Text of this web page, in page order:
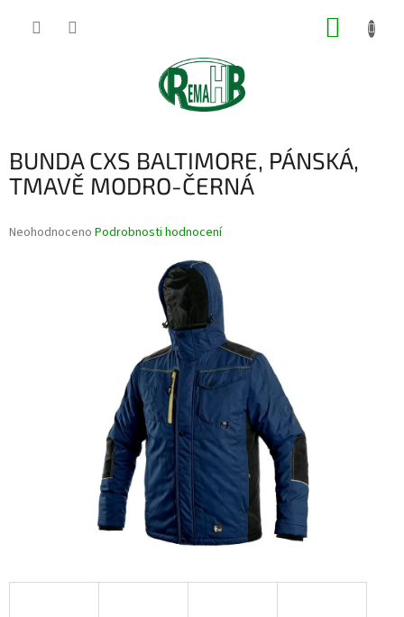
BUNDA CXS BALTIMORE, PÁNSKÁ,
TMAVĚ MODRO-ČERNÁ
Průměrné
Neohodnoceno Podrobnosti hodnocení